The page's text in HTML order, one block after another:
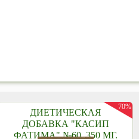
ДИЕТИЧЕСКАЯ
ДОБАВКА "КАСИП
ФАТИМА" №60, 350 МГ.
70%